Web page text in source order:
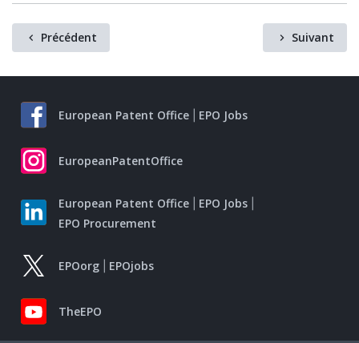
Précédent Suivant
European Patent Office EPO Jobs
EuropeanPatentOffice
European Patent Office
EPO Jobs
EPO Procurement
EPOorg EPOjobs
TheEPO